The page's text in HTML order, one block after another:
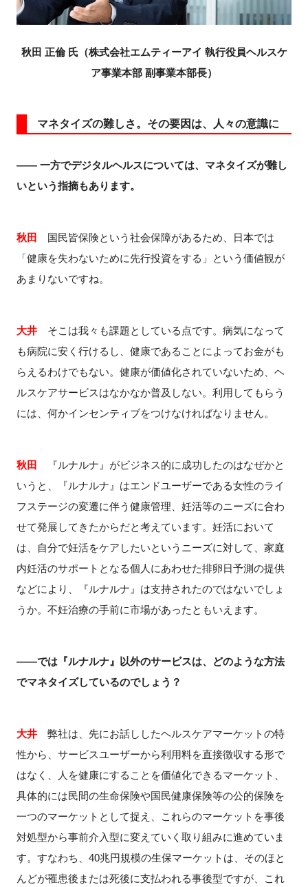
秋田 正倫 氏（株式会社エムティーアイ 執行役員ヘルスケ
ア事業本部 副事業本部長）
マネタイズの難しさ。その要因は、人々の意識に
―― 一方でデジタルヘルスについては、マネタイズが難し
いという指摘もあります。
秋田
国民皆保険という社会保障があるため、日本では
「健康を失わないために先行投資をする」という価値観が
あまりないですね。
大井そこは我々も課題としている点です。病気になって
も病院に安く行けるし、健康であることによってお金がも
らえるわけでもない。健康が価値化されていないため、ヘ
ルスケアサービスはなかなか普及しない。利用してもらう
には、何かインセンティブをつけなければなりません。
秋田
『ルナルナ』がビジネス的に成功したのはなぜかと
いうと、『ルナルナ』はエンドユーザーである女性のライ
フステージの変遷に伴う健康管理、妊活等のニーズに合わ
せて発展してきたからだと考えています。妊活において
は、自分で妊活をケアしたいというニーズに対して、家庭
内妊活のサポートとなる個人にあわせた排卵日予測の提供
などにより、『ルナルナ』は支持されたのではないでしょ
うか。不妊治療の手前に市場があったともいえます。
――では『ルナルナ』以外のサービスは、どのような方法
でマネタイズしているのでしょう？
大井弊社は、先にお話ししたヘルスケアマーケットの特
性から、サービスユーザーから利用料を直接徴収する形で
はなく、人を健康にすることを価値化できるマーケット、
具体的には民間の生命保険や国民健康保険等の公的保険を
一つのマーケットとして捉え、これらのマーケットを事後
対処型から事前介入型に変えていく取り組みに進めていま
す。すなわち、40兆円規模の生保マーケットは、そのほと
んどが罹患後または死後に支払われる事後型ですが、これ